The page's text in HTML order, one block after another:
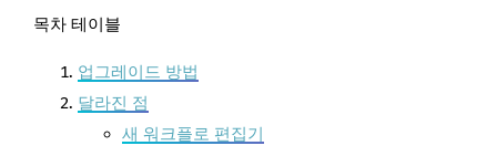
목차 테이블
업그레이드 방법
달라진 점
새 워크플로 편집기